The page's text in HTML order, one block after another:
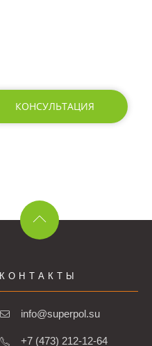
КОНСУЛЬТАЦИЯ
КОНТАКТЫ
info@superpol.su
+7 (473) 212-12-64